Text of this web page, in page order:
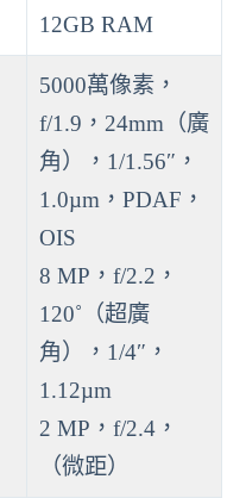
12GB RAM
5000萬像素，
f/1.9，24mm（廣
角），1/1.56″，
1.0µm，PDAF，
OIS
8 MP，f/2.2，
120˚（超廣
角），1/4″，
1.12µm
2 MP，f/2.4，
（微距）